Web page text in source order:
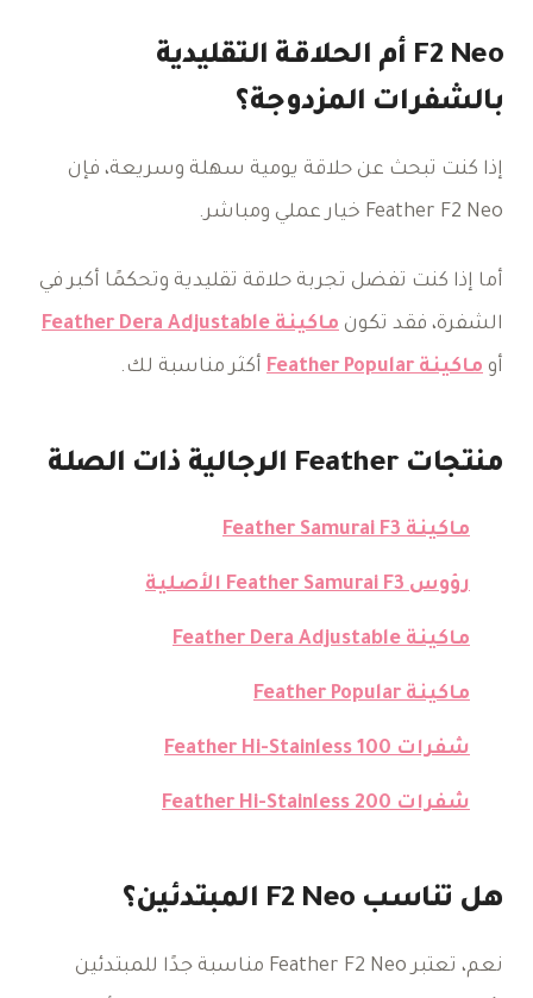
F2 Neo أم الحلاقة التقليدية
بالشفرات المزدوجة؟
إذا كنت تبحث عن حلاقة يومية سهلة وسريعة، فإن
Feather F2 Neo خيار عملي ومباشر.
أما إذا كنت تفضل تجربة حلاقة تقليدية وتحكمًا أكبر في
الشفرة، فقد تكون ماكينة Feather Dera Adjustable
أو ماكينة Feather Popular أكثر مناسبة لك.
منتجات Feather الرجالية ذات الصلة
ماكينة Feather Samurai F3
رؤوس Feather Samurai F3 الأصلية
ماكينة Feather Dera Adjustable
ماكينة Feather Popular
شفرات Feather Hi-Stainless 100
شفرات Feather Hi-Stainless 200
هل تناسب F2 Neo المبتدئين؟
نعم، تعتبر Feather F2 Neo مناسبة جدًا للمبتدئين